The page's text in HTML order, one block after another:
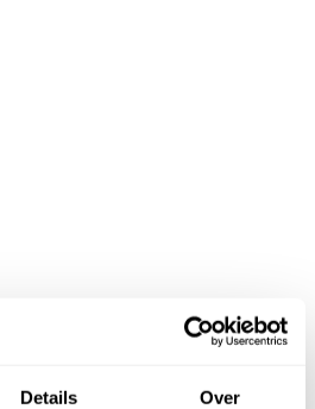
Details Over